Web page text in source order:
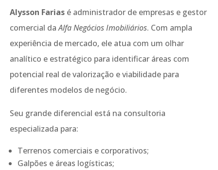
Alysson Farias é administrador de empresas e gestor
comercial daAlfa Negócios Imobiliários. Com ampla
experiência de mercado, ele atua com um olhar
analítico e estratégico para identificar áreas com
potencial real de valorização e viabilidade para
diferentes modelos de negócio.
Seu grande diferencial está na consultoria
especializada para:
Terrenos comerciais e corporativos;
Galpões e áreas logísticas;